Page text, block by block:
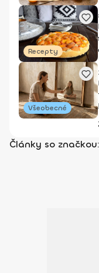
Recepty
Všeobecné
Články so